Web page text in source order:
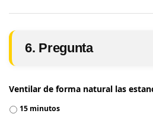
6. Pregunta
Ventilar de forma natural las
15 minutos